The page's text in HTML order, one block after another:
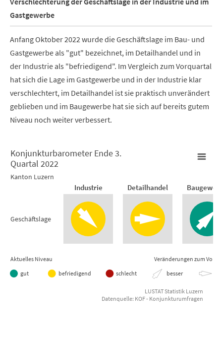
Gastgewerbe
Anfang Oktober 2022 wurde die Geschäftslage im Bau- und
Gastgewerbe als "gut" bezeichnet, im Detailhandel und in
der Industrie als "befriedigend". Im Vergleich zum Vorquartal
hat sich die Lage im Gastgewerbe und in der Industrie klar
verschlechtert, im Detailhandel ist sie praktisch unverändert
geblieben und im Baugewerbe hat sie sich auf bereits gutem
Niveau noch weiter verbessert.
Konjunkturbarometer Ende 3. Quartal 2022
View as data table, Konjunkturbarometer Ende 3. Quartal
Geschäftslage
Industrie Detailhandel
Aktuelles Niveau
Veränderungen zum
gut
befriedigend schlecht besser
Konjunkturbarometer Ende 3.
Quartal 2022
Kanton Luzern
LUSTAT Statistik Luzern
Datenquelle: KOF - Konjunkturumfragen